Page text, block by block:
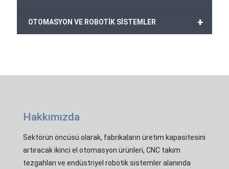
+
OTOMASYON VE ROBOTİK SİSTEMLER
Hakkımızda
Sektörün öncüsü olarak, fabrikaların üretim kapasitesini
artıracak ikinci el otomasyon ürünleri, CNC takım
tezgahları ve endüstriyel robotik sistemler alanında